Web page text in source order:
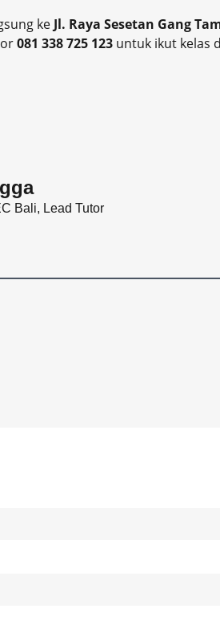
ke Jl. Raya Sesetan Gang
081 338 725 123 untuk ikut kelas
Bali, Lead Tutor